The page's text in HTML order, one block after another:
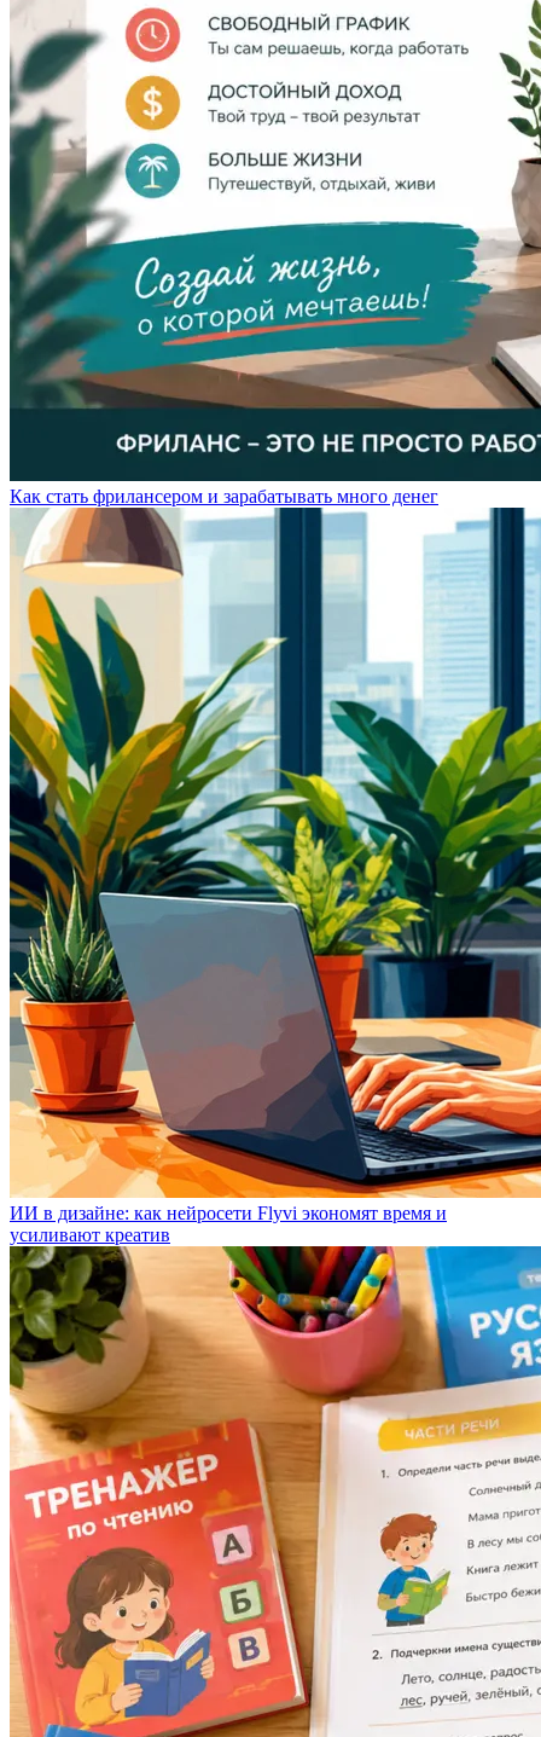
Как стать фрилансером и зарабатывать много денег
ИИ в дизайне: как нейросети Flyvi экономят время и
усиливают креатив